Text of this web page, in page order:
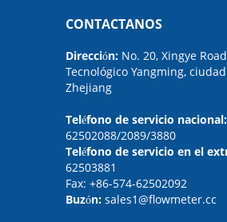
CONTACTANOS
Dirección: No. 20, Xingye
Tecnológico Yangming,
Zhejiang
Teléfono de servicio nacional:
62502088/2089/3880
Teléfono de servicio en el
62503881
Fax: +86-574-62502092
Buzón: sales1@flowmeter.cc